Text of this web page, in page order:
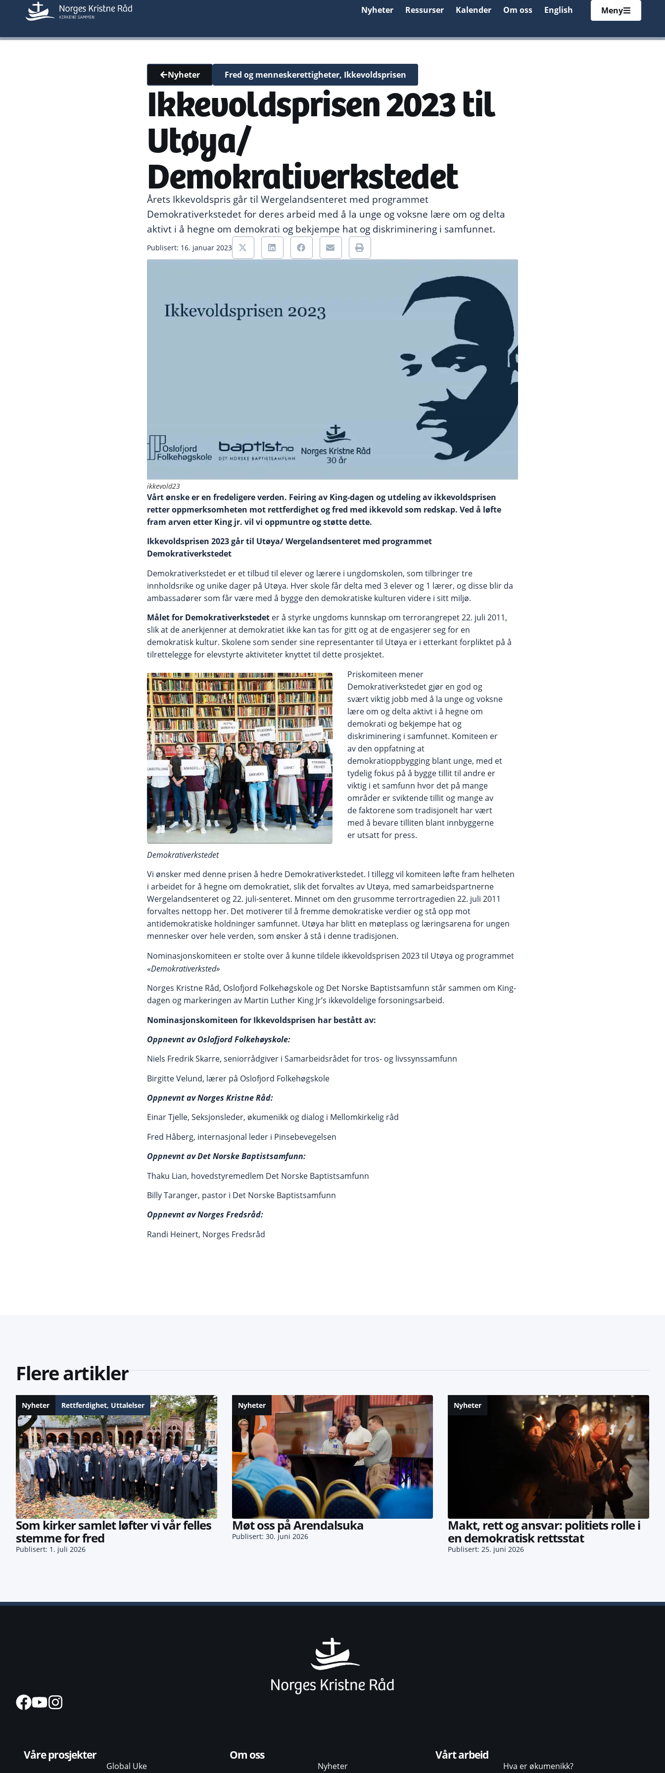
Nyheter Ressurser Kalender Om oss English Meny
Nyheter Fred og menneskerettigheter, Ikkevoldsprisen
Ikkevoldsprisen 2023 til
Utøya/
Demokrativerkstedet
Årets Ikkevoldspris går til Wergelandsenteret med programmet
Demokrativerkstedet for deres arbeid med å la unge og voksne lære om og delta
aktivt i å hegne om demokrati og bekjempe hat og diskriminering i samfunnet.
Publisert: 16. januar 2023
ikkevold23
Vårt ønske er en fredeligere verden. Feiring av King-dagen og utdeling av ikkevoldsprisen
retter oppmerksomheten mot rettferdighet og fred med ikkevold som redskap. Ved å løfte
fram arven etter King jr. vil vi oppmuntre og støtte dette.
Ikkevoldsprisen 2023 går til Utøya/ Wergelandsenteret med programmet
Demokrativerkstedet
Demokrativerkstedet er et tilbud til elever og lærere i ungdomskolen, som tilbringer tre
innholdsrike og unike dager på Utøya. Hver skole får delta med 3 elever og 1 lærer, og disse blir da
ambassadører som får være med å bygge den demokratiske kulturen videre i sitt miljø.
Målet for Demokrativerkstedet er å styrke ungdoms kunnskap om terrorangrepet 22. juli 2011,
slik at de anerkjenner at demokratiet ikke kan tas for gitt og at de engasjerer seg for en
demokratisk kultur. Skolene som sender sine representanter til Utøya er i etterkant forpliktet på å
tilrettelegge for elevstyrte aktiviteter knyttet til dette prosjektet.
Priskomiteen mener
Demokrativerkstedet gjør en god og
svært viktig jobb med å la unge og voksne
lære om og delta aktivt i å hegne om
demokrati og bekjempe hat og
diskriminering i samfunnet. Komiteen er
av den oppfatning at
demokratioppbygging blant unge, med et
tydelig fokus på å bygge tillit til andre er
viktig i et samfunn hvor det på mange
områder er sviktende tillit og mange av
de faktorene som tradisjonelt har vært
med å bevare tilliten blant innbyggerne
er utsatt for press.
Demokrativerkstedet
Vi ønsker med denne prisen å hedre Demokrativerkstedet. I tillegg vil komiteen løfte fram helheten
i arbeidet for å hegne om demokratiet, slik det forvaltes av Utøya, med samarbeidspartnerne
Wergelandsenteret og 22. juli-senteret. Minnet om den grusomme terrortragedien 22. juli 2011
forvaltes nettopp her. Det motiverer til å fremme demokratiske verdier og stå opp mot
antidemokratiske holdninger samfunnet. Utøya har blitt en møteplass og læringsarena for ungen
mennesker over hele verden, som ønsker å stå i denne tradisjonen.
Nominasjonskomiteen er stolte over å kunne tildele ikkevoldsprisen 2023 til Utøya og programmet
«Demokrativerksted»
Norges Kristne Råd, Oslofjord Folkehøgskole og Det Norske Baptistsamfunn står sammen om King-
dagen og markeringen av Martin Luther King Jr’s ikkevoldelige forsoningsarbeid.
Nominasjonskomiteen for Ikkevoldsprisen har bestått av:
Oppnevnt av Oslofjord Folkehøyskole:
Niels Fredrik Skarre, seniorrådgiver i Samarbeidsrådet for tros- og livssynssamfunn
Birgitte Velund, lærer på Oslofjord Folkehøgskole
Oppnevnt av Norges Kristne Råd:
Einar Tjelle, Seksjonsleder, økumenikk og dialog i Mellomkirkelig råd
Fred Håberg, internasjonal leder i Pinsebevegelsen
Oppnevnt av Det Norske Baptistsamfunn:
Thaku Lian, hovedstyremedlem Det Norske Baptistsamfunn
Billy Taranger, pastor i Det Norske Baptistsamfunn
Oppnevnt av Norges Fredsråd:
Randi Heinert, Norges Fredsråd
Flere artikler
Nyheter Rettferdighet, Uttalelser
Som kirker samlet løfter vi vår felles
stemme for fred
Publisert: 1. juli 2026
Nyheter
Møt oss på Arendalsuka
Publisert: 30. juni 2026
Nyheter
Makt, rett og ansvar: politiets rolle i
en demokratisk rettsstat
Publisert: 25. juni 2026
Våre prosjekter
Global Uke
Om oss
Nyheter
Vårt arbeid
Hva er økumenikk?